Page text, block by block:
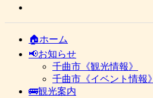
🏠ホーム
📢お知らせ
千曲市《観光情報》
千曲市《イベント情報》
🚌観光案内